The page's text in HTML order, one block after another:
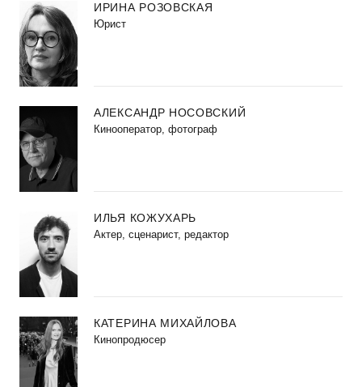
ИРИНА РОЗОВСКАЯ
Юрист
АЛЕКСАНДР НОСОВСКИЙ
Кинооператор, фотограф
ИЛЬЯ КОЖУХАРЬ
Актер, сценарист, редактор
КАТЕРИНА МИХАЙЛОВА
Кинопродюсер